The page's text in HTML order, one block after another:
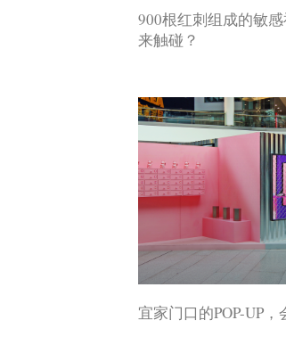
900根红刺组成的敏
来触碰？
宜家门口的POP-UP